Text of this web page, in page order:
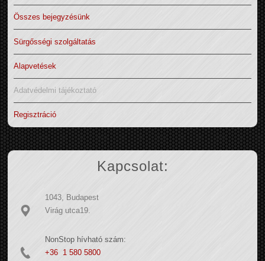
Összes bejegyzésünk
Sürgősségi szolgáltatás
Alapvetések
Adatvédelmi tájékoztató
Regisztráció
Kapcsolat:
1043, Budapest
Virág utca19.
NonStop hívható szám:
+36 1 580 5800